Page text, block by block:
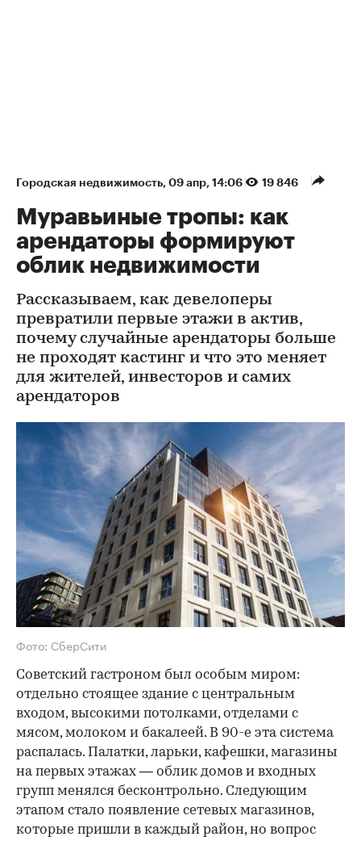
Городская недвижимость 09 апр, 14:06 19 846
Муравьиные тропы: как
арендаторы формируют
облик недвижимости
Рассказываем, как девелоперы
превратили первые этажи в актив,
почему случайные арендаторы больше
не проходят кастинг и что это меняет
для жителей, инвесторов и самих
арендаторов
Фото: СберСити
Советский гастроном был особым миром:
отдельно стоящее здание с центральным
входом, высокими потолками, отделами с
мясом, молоком и бакалеей. В 90-е эта система
распалась. Палатки, ларьки, кафешки, магазины
на первых этажах — облик домов и входных
групп менялся бесконтрольно. Следующим
этапом стало появление сетевых магазинов,
которые пришли в каждый район, но вопрос